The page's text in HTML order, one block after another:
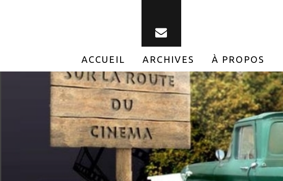
ACCUEIL ARCHIVES À PROPOS